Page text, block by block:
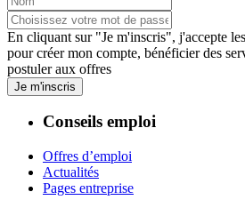
En cliquant sur "Je m'inscris", j'accepte les
pour créer mon compte, bénéficier des
postuler aux offres
Je m'inscris
Conseils emploi
Offres d’emploi
Actualités
Pages entreprise